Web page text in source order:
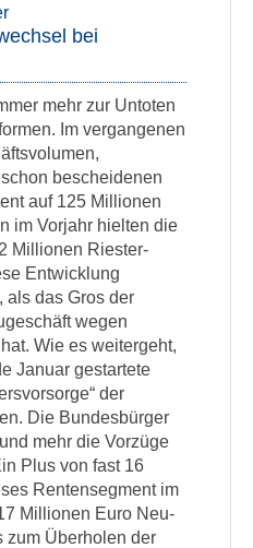
bei
mehr zur Untoten
Im vergangenen
bescheidenen
auf 125 Millionen
im Vorjahr hielten die
Millionen Riester-
Entwicklung
als das Gros der
wegen
Wie es weitergeht,
Januar gestartete
der
Die Bundesbürger
mehr die Vorzüge
Plus von fast 16
Rentensegment im
Millionen Euro Neu-
zum Überholen der